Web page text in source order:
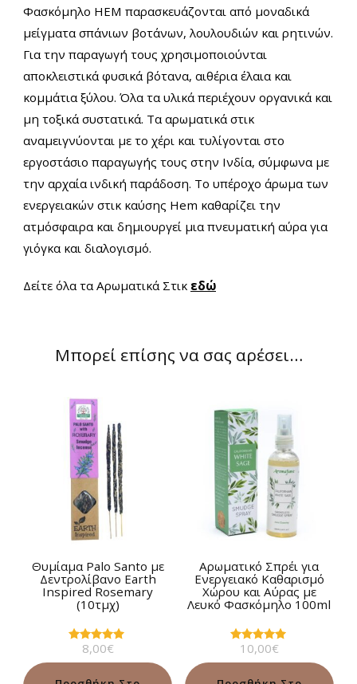
Φασκόμηλο ΗΕΜ παρασκευάζονται από μοναδικά
μείγματα σπάνιων βοτάνων, λουλουδιών και ρητινών.
Για την παραγωγή τους χρησιμοποιούνται
αποκλειστικά φυσικά βότανα, αιθέρια έλαια και
κομμάτια ξύλου. Όλα τα υλικά περιέχουν οργανικά και
μη τοξικά συστατικά. Τα αρωματικά στικ
αναμειγνύονται με το χέρι και τυλίγονται στο
εργοστάσιο παραγωγής τους στην Ινδία, σύμφωνα με
την αρχαία ινδική παράδοση. Το υπέροχο άρωμα των
ενεργειακών στικ καύσης Hem καθαρίζει την
ατμόσφαιρα και δημιουργεί μια πνευματική αύρα για
γιόγκα και διαλογισμό.
Δείτε όλα τα Αρωματικά Στικ εδώ
Μπορεί επίσης να σας αρέσει…
Θυμίαμα Palo Santo με
Δεντρολίβανο Earth
Inspired Rosemary
(10τμχ)
Βαθμολογήθηκε
από 5
8,00€
Αρωματικό Σπρέι για
Ενεργειακό Καθαρισμό
Χώρου και Αύρας με
Λευκό Φασκόμηλο 100ml
Βαθμολογήθηκε
από 5
10,00€